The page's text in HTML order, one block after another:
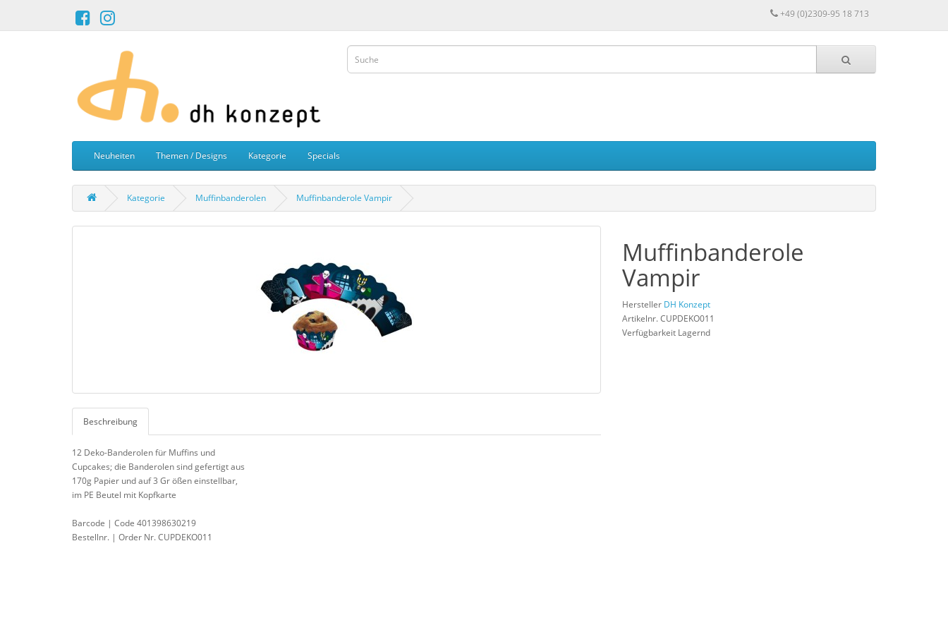
+49 (0)2309-95 18 713
Neuheiten Themen / Designs Kategorie Specials
Kategorie Muffinbanderolen Muffinbanderole Vampir
Beschreibung
12 Deko-Banderolen für Muffins und
Cupcakes; die Banderolen sind gefertigt aus
170g Papier und auf 3 Gr ößen einstellbar,
im PE Beutel mit Kopfkarte
Barcode | Code 401398630219
Bestellnr. | Order Nr. CUPDEKO011
Muffinbanderole
Vampir
Hersteller DH Konzept
Artikelnr. CUPDEKO011
Verfügbarkeit Lagernd